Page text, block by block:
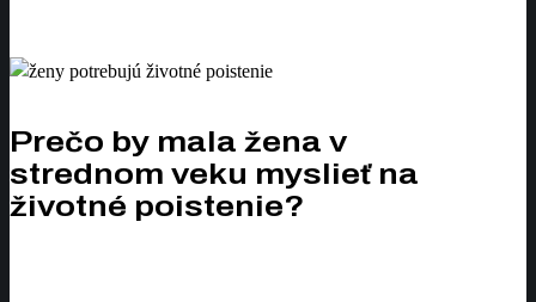
Prečo by mala žena v
strednom veku myslieť na
životné poistenie?